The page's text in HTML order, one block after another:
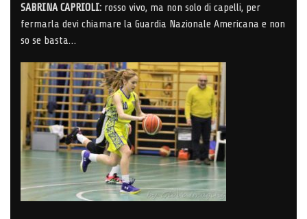
SABRINA CAPRIOLI: rosso vivo, ma non solo di capelli, per
fermarla devi chiamare la Guardia Nazionale Americana e non
so se basta…